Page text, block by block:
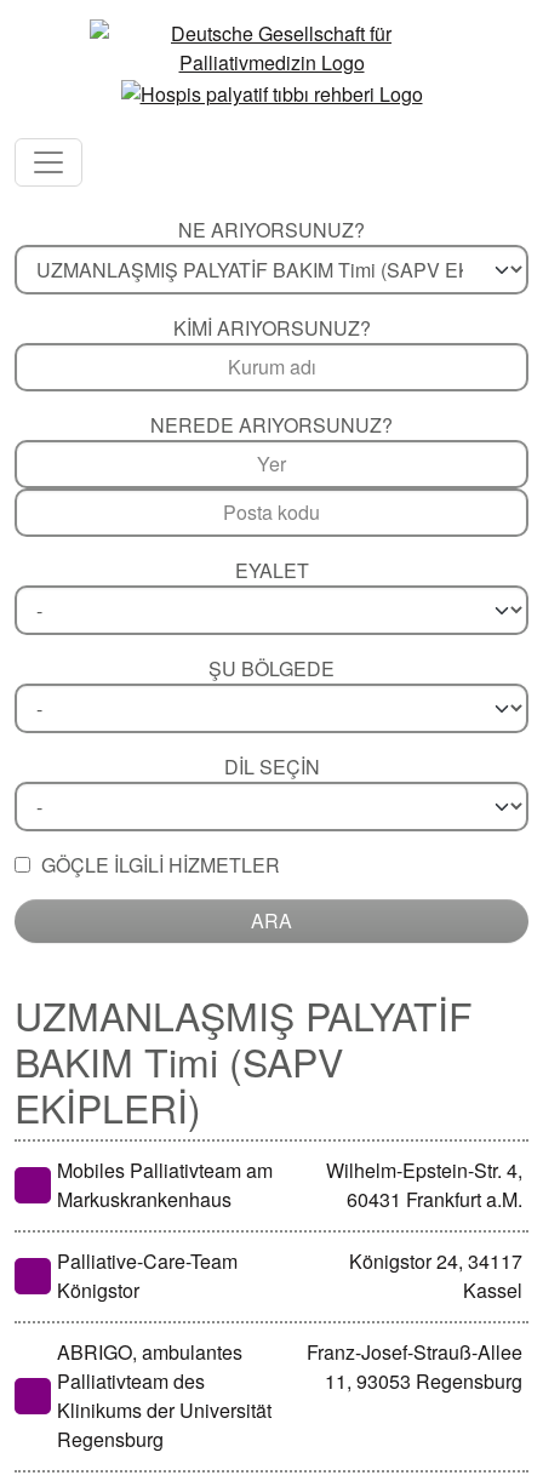
NE ARIYORSUNUZ?
KIMI ARIYORSUNUZ?
NEREDE ARIYORSUNUZ?
EYALET
ŞU BÖLGEDE
DIL SEÇIN
GÖÇLE ILGILI HIZMETLER
ARA
UZMANLAŞMIŞ PALYATİF
BAKIM Timi (SAPV
EKİPLERİ)
Mobiles Palliativteam am
Markuskrankenhaus
Wilhelm-Epstein-Str. 4,
60431 Frankfurt a.M.
Palliative-Care-Team
Königstor
Königstor 24, 34117
Kassel
ABRIGO, ambulantes
Palliativteam des
Klinikums der Universität
Regensburg
Franz-Josef-Strauß-Allee
11, 93053 Regensburg